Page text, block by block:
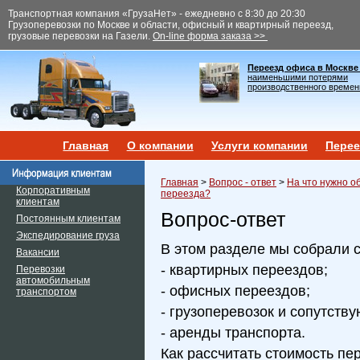
Транспортная компания «ГрузаНет» - ежедневно с 8:30 до 20:30
Грузоперевозки по Москве и области, офисный и квартирный переезд,
грузовые перевозки на Газели. On-line форма заказа >>
Переезд офиса в Москве
наименьшими потерями
производственного
Главная О компании Услуги компании
Корпоративным
клиентам
Постоянным клиентам
Экспедирование груза
Вакансии
Перевозки
автомобильным
транспортом
Главная > Вопрос - ответ > На что нужно
переезда?
Вопрос-ответ
В этом разделе мы собрали
- квартирных переездов;
- офисных переездов;
- грузоперевозок и
- аренды транспорта.
Как рассчитать стоимость